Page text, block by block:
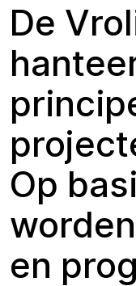
De
Op
en